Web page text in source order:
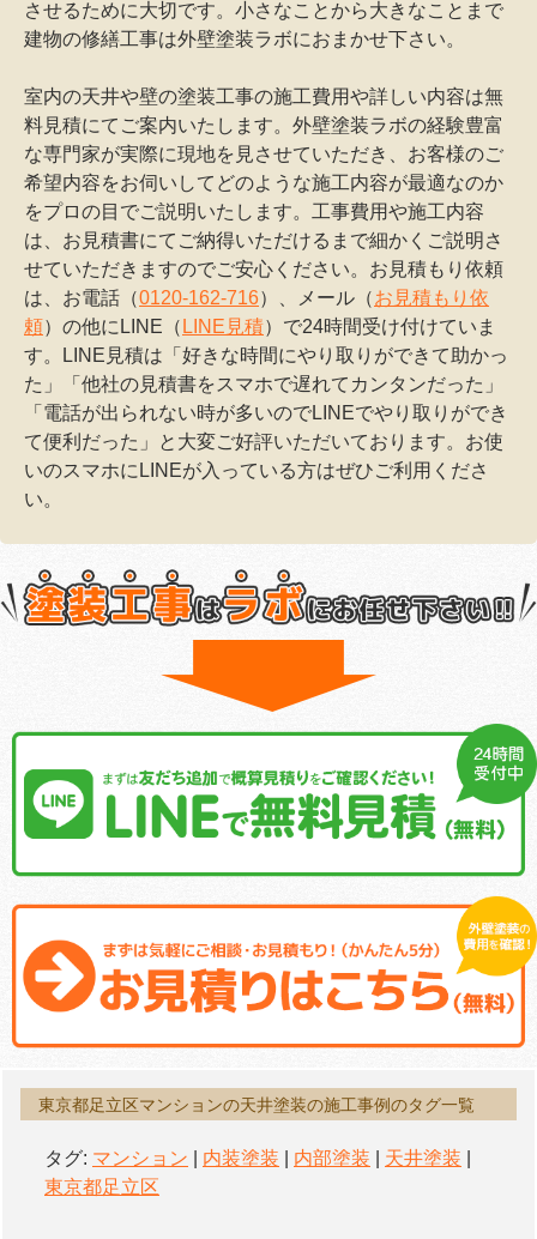
させるために大切です。小さなことから大きなことまで
建物の修繕工事は外壁塗装ラボにおまかせ下さい。
室内の天井や壁の塗装工事の施工費用や詳しい内容は無
料見積にてご案内いたします。外壁塗装ラボの経験豊富
な専門家が実際に現地を見させていただき、お客様のご
希望内容をお伺いしてどのような施工内容が最適なのか
をプロの目でご説明いたします。工事費用や施工内容
は、お見積書にてご納得いただけるまで細かくご説明さ
せていただきますのでご安心ください。お見積もり依頼
は、お電話（0120-162-716）、メール（お見積もり依
頼）の他にLINE（ LINE見積）で24時間受け付けていま
す。LINE見積は「好きな時間にやり取りができて助かっ
た」「他社の見積書をスマホで遅れてカンタンだった」
「電話が出られない時が多いのでLINEでやり取りができ
て便利だった」と大変ご好評いただいております。お使
いのスマホにLINEが入っている方はぜひご利用くださ
い。
東京都足立区マンションの天井塗装の施工事例のタグ一覧
タグ: マンション 内装塗装 内部塗装 天井塗装
東京都足立区